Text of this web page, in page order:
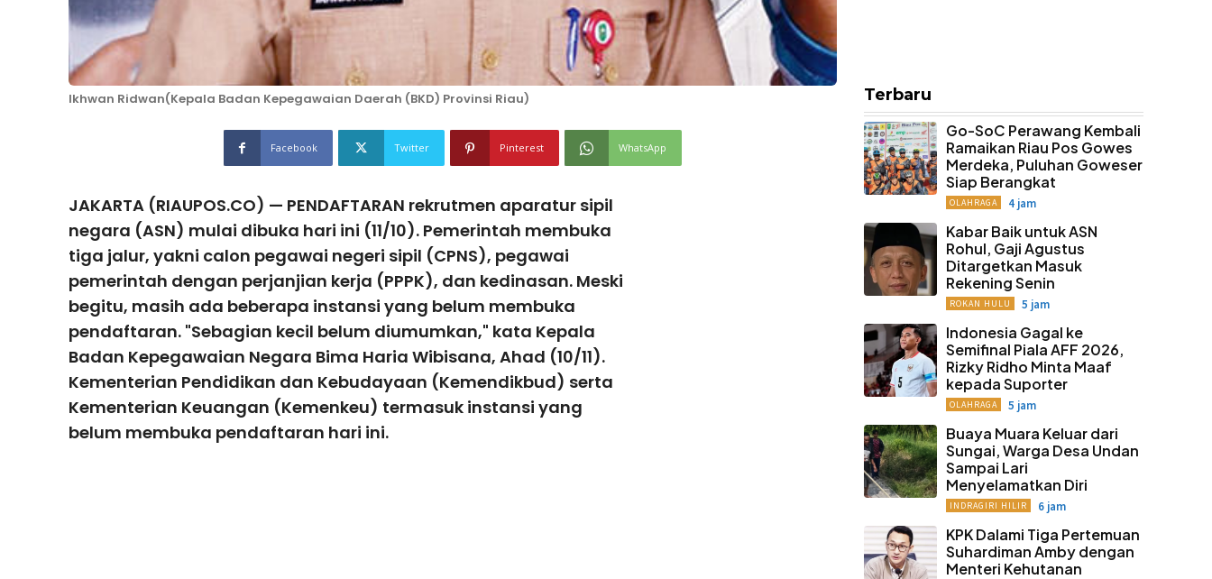
Ikhwan Ridwan(Kepala Badan Kepegawaian Daerah (BKD) Provinsi Riau)
Facebook Twitter Pinterest WhatsApp
JAKARTA (RIAUPOS.CO) — PENDAFTARAN rekrutmen aparatur sipil
negara (ASN) mulai dibuka hari ini (11/10). Pemerintah membuka
tiga jalur, yakni calon pegawai negeri sipil (CPNS), pegawai
pemerintah dengan perjanjian kerja (PPPK), dan kedinasan. Meski
begitu, masih ada beberapa instansi yang belum membuka
pendaftaran. "Sebagian kecil belum diumumkan," kata Kepala
Badan Kepegawaian Negara Bima Haria Wibisana, Ahad (10/11).
Kementerian Pendidikan dan Kebudayaan (Kemendikbud) serta
Kementerian Keuangan (Kemenkeu) termasuk instansi yang
belum membuka pendaftaran hari ini.
Terbaru
Go-SoC Perawang Kembali
Ramaikan Riau Pos Gowes
Merdeka, Puluhan Goweser
Siap Berangkat
OLAHRAGA 4 jam
Kabar Baik untuk ASN
Rohul, Gaji Agustus
Ditargetkan Masuk
Rekening Senin
ROKAN HULU 5 jam
Indonesia Gagal ke
Semifinal Piala AFF 2026,
Rizky Ridho Minta Maaf
kepada Suporter
OLAHRAGA 5 jam
Buaya Muara Keluar dari
Sungai, Warga Desa Undan
Sampai Lari
Menyelamatkan Diri
INDRAGIRI HILIR 6 jam
KPK Dalami Tiga Pertemuan
Suhardiman Amby dengan
Menteri Kehutanan